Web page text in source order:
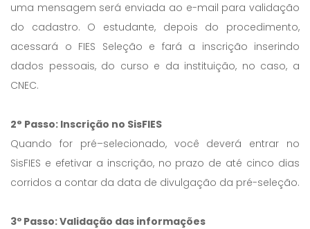
uma mensagem será enviada ao e-mail para validação
do cadastro. O estudante, depois do procedimento,
acessará o FIES Seleção e fará a inscrição inserindo
dados pessoais, do curso e da instituição, no caso, a
CNEC.
2° Passo: Inscrição no SisFIES
Quando for pré–selecionado, você deverá entrar no
SisFIES e efetivar a inscrição, no prazo de até cinco dias
corridos a contar da data de divulgação da pré-seleção.
3º Passo: Validação das informações